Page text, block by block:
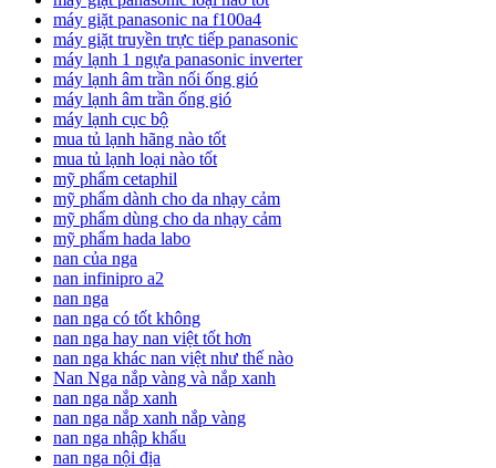
máy giặt panasonic na f100a4
máy giặt truyền trực tiếp panasonic
máy lạnh 1 ngựa panasonic inverter
máy lạnh âm trần nối ống gió
máy lạnh âm trần ống gió
máy lạnh cục bộ
mua tủ lạnh hãng nào tốt
mua tủ lạnh loại nào tốt
mỹ phẩm cetaphil
mỹ phẩm dành cho da nhạy cảm
mỹ phẩm dùng cho da nhạy cảm
mỹ phẩm hada labo
nan của nga
nan infinipro a2
nan nga
nan nga có tốt không
nan nga hay nan việt tốt hơn
nan nga khác nan việt như thế nào
Nan Nga nắp vàng và nắp xanh
nan nga nắp xanh
nan nga nắp xanh nắp vàng
nan nga nhập khẩu
nan nga nội địa